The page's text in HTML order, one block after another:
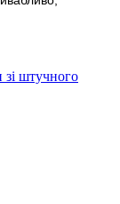
штучного